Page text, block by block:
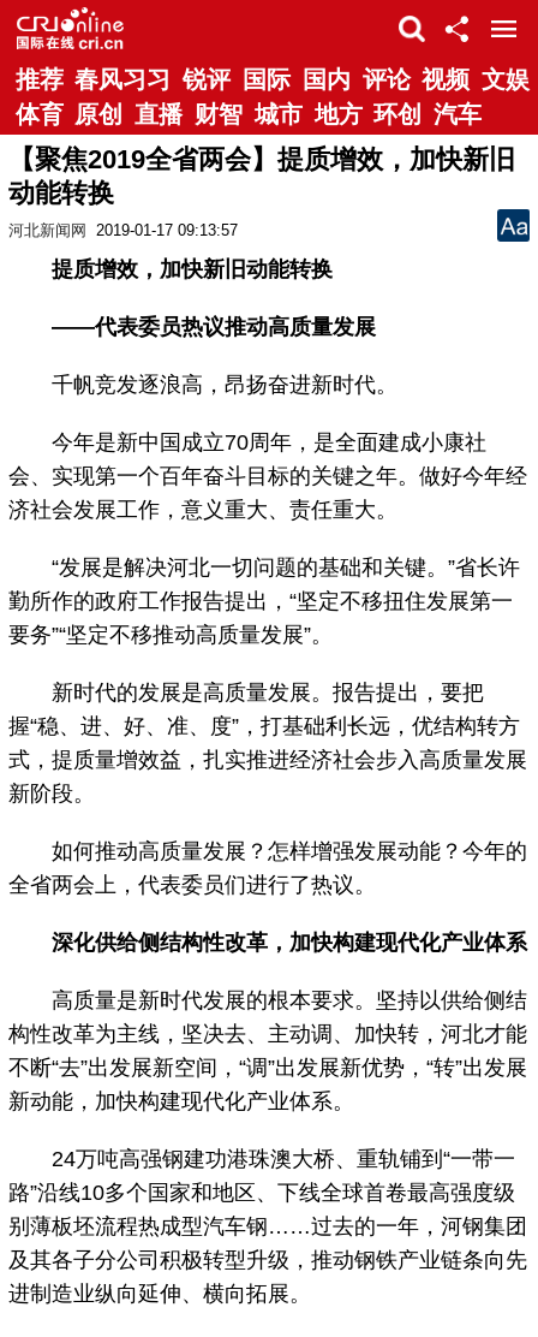
推荐 春风习习 锐评 国际 国内 评论 视频 文娱
体育 原创 直播 财智 城市 地方 环创 汽车
【聚焦2019全省两会】提质增效，加快新旧
动能转换
河北新闻网 2019-01-17 09:13:57
提质增效，加快新旧动能转换
——代表委员热议推动高质量发展
千帆竞发逐浪高，昂扬奋进新时代。
今年是新中国成立70周年，是全面建成小康社
会、实现第一个百年奋斗目标的关键之年。做好今年经
济社会发展工作，意义重大、责任重大。
“发展是解决河北一切问题的基础和关键。”省长许
勤所作的政府工作报告提出，“坚定不移扭住发展第一
要务”“坚定不移推动高质量发展”。
新时代的发展是高质量发展。报告提出，要把
握“稳、进、好、准、度”，打基础利长远，优结构转方
式，提质量增效益，扎实推进经济社会步入高质量发展
新阶段。
如何推动高质量发展？怎样增强发展动能？今年的
全省两会上，代表委员们进行了热议。
深化供给侧结构性改革，加快构建现代化产业体系
高质量是新时代发展的根本要求。坚持以供给侧结
构性改革为主线，坚决去、主动调、加快转，河北才能
不断“去”出发展新空间，“调”出发展新优势，“转”出发展
新动能，加快构建现代化产业体系。
24万吨高强钢建功港珠澳大桥、重轨铺到“一带一
路”沿线10多个国家和地区、下线全球首卷最高强度级
别薄板坯流程热成型汽车钢……过去的一年，河钢集团
及其各子分公司积极转型升级，推动钢铁产业链条向先
进制造业纵向延伸、横向拓展。